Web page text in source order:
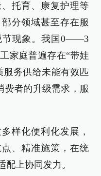
托育、康复护理等
分领域甚至存在服
节现象。我国0——3
家庭普遍存在“带娃
服务供给未能有效匹
费者的升级需求，服
样化便利化发展，
、精准施策，在统
上协同发力。